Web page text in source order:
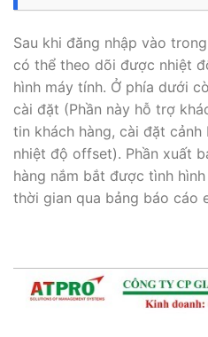
Sau khi đăng nhập vào
có thể theo dõi được nhiệt
hình máy tính. Ở phía dưới
cài đặt (Phần này hỗ trợ
tin khách hàng, cài đặt
nhiệt độ offset). Phần xuất
hàng nắm bắt được tình
thời gian qua bảng báo cáo